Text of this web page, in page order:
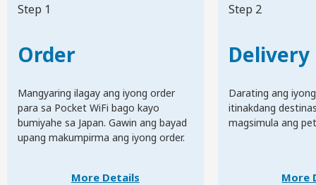
Step 1
Order
Mangyaring ilagay ang iyong order
para sa Pocket WiFi bago kayo
bumiyahe sa Japan. Gawin ang bayad
upang makumpirma ang iyong order.
More Details
Step 2
Delivery
Darating ang
itinakdang
magsimula ang
More